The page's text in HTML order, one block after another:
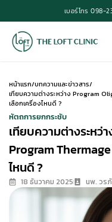
เบอร์โทร 098-
หน้าแรก/บทความและข่าวสาร/
เทียบความต่างระหว่าง Program
เลือกเครื่องไหนดี ?
หัตถการยกกระชับ
เทียบความต่างระหว่
Program
ไหนดี ?
18 ธันวาคม 2025 นพ. วร